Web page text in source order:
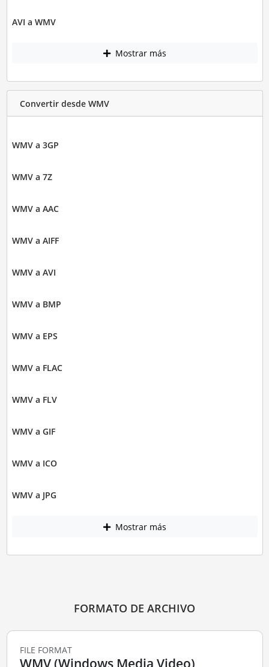
AVI a WMV
Mostrar más
Convertir desde WMV
WMV a 3GP
WMV a 7Z
WMV a AAC
WMV a AIFF
WMV a AVI
WMV a BMP
WMV a EPS
WMV a FLAC
WMV a FLV
WMV a GIF
WMV a ICO
WMV a JPG
Mostrar más
FORMATO DE ARCHIVO
FILE FORMAT
WMV (Windows Media Video)